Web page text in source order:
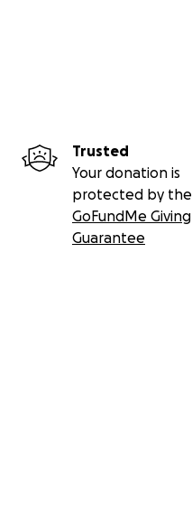
Trusted
Your donation is
protected by the
GoFundMe Giving
Guarantee